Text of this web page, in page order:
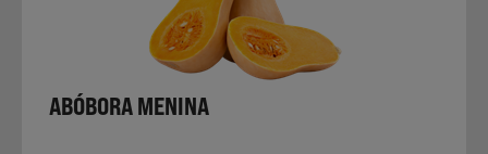
ABÓBORA MENINA